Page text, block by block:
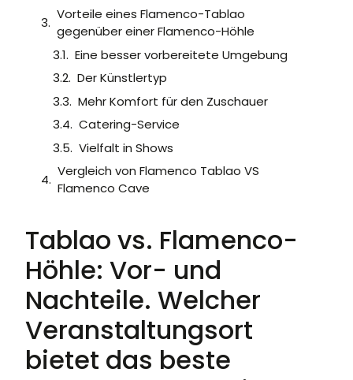
Vorteile eines Flamenco-Tablao
gegenüber einer Flamenco-Höhle
Eine besser vorbereitete Umgebung
Der Künstlertyp
Mehr Komfort für den Zuschauer
Catering-Service
Vielfalt in Shows
Vergleich von Flamenco Tablao VS
Flamenco Cave
Tablao vs. Flamenco-
Höhle: Vor- und
Nachteile. Welcher
Veranstaltungsort
bietet das beste